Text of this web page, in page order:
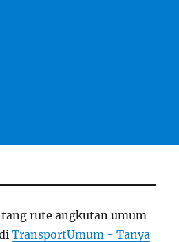
rute angkutan umum
diTransportUmum - Tanya